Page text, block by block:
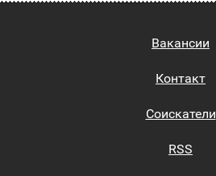
Вакансии
Контакт
Соискатели
RSS